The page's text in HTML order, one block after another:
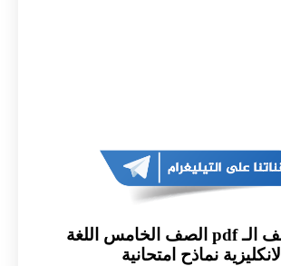
معاينة ملف الـ pdf الصف الخامس اللغة
الانكليزية نماذح امتحانية